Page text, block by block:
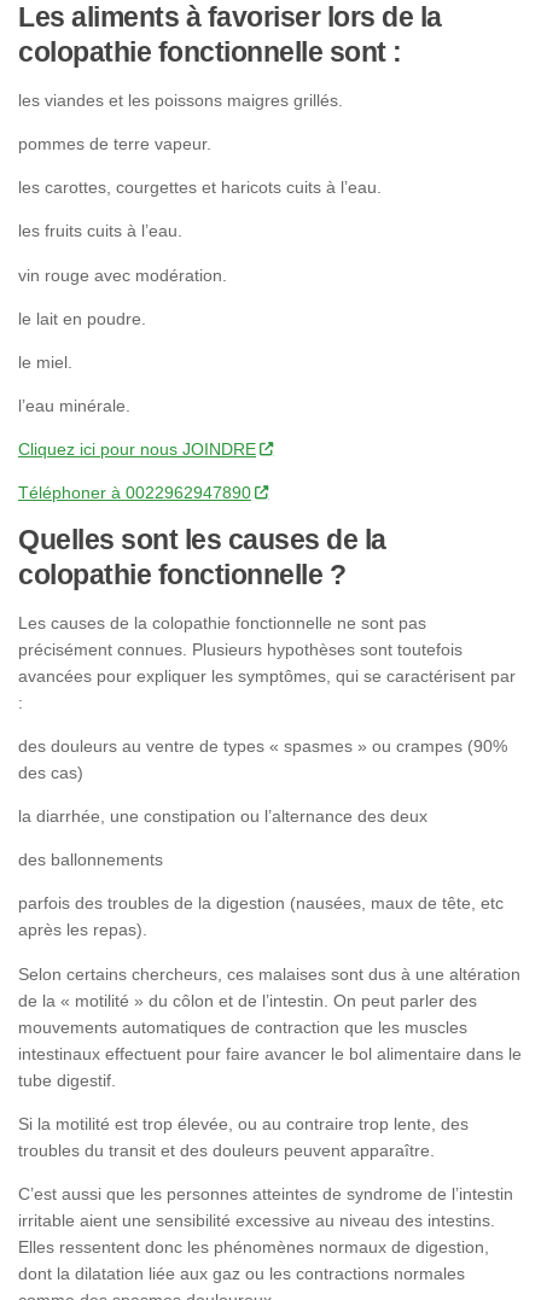
Les aliments à favoriser lors de la
colopathie fonctionnelle sont :
les viandes et les poissons maigres grillés.
pommes de terre vapeur.
les carottes, courgettes et haricots cuits à l’eau.
les fruits cuits à l’eau.
vin rouge avec modération.
le lait en poudre.
le miel.
l’eau minérale.
Cliquez ici pour nous JOINDRE
Téléphoner à 0022962947890
Quelles sont les causes de la
colopathie fonctionnelle ?
Les causes de la colopathie fonctionnelle ne sont pas
précisément connues. Plusieurs hypothèses sont toutefois
avancées pour expliquer les symptômes, qui se caractérisent par
:
des douleurs au ventre de types « spasmes » ou crampes (90%
des cas)
la diarrhée, une constipation ou l’alternance des deux
des ballonnements
parfois des troubles de la digestion (nausées, maux de tête, etc
après les repas).
Selon certains chercheurs, ces malaises sont dus à une altération
de la « motilité » du côlon et de l’intestin. On peut parler des
mouvements automatiques de contraction que les muscles
intestinaux effectuent pour faire avancer le bol alimentaire dans le
tube digestif.
Si la motilité est trop élevée, ou au contraire trop lente, des
troubles du transit et des douleurs peuvent apparaître.
C’est aussi que les personnes atteintes de syndrome de l’intestin
irritable aient une sensibilité excessive au niveau des intestins.
Elles ressentent donc les phénomènes normaux de digestion,
dont la dilatation liée aux gaz ou les contractions normales